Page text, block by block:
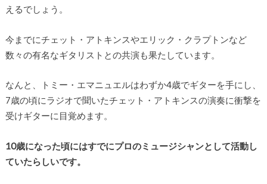
えるでしょう。
今までにチェット・アトキンスやエリック・クラプトンなど
数々の有名なギタリストとの共演も果たしています。
なんと、トミー・エマニュエルはわずか4歳でギターを手にし、
7歳の頃にラジオで聞いたチェット・アトキンスの演奏に衝撃を
受けギターに目覚めます。
10歳になった頃にはすでにプロのミュージシャンとして活動し
ていたらしいです。